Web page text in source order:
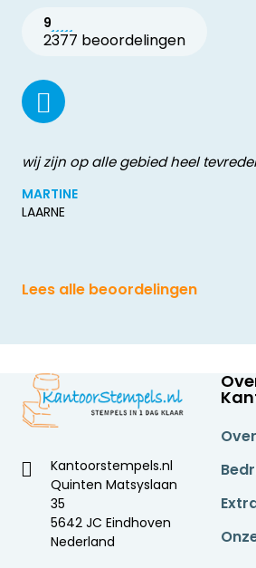
9
2377 beoordelingen
wij zijn op alle gebied heel
MARTINE
LAARNE
Lees alle beoordelingen
Kantoorstempels.nl
Quinten Matsyslaan
35
5642 JC Eindhoven
Nederland